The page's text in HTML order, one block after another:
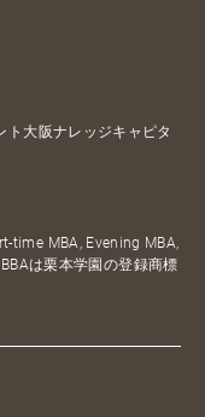
大阪ナレッジキャピタ
time MBA, Evening MBA,
は栗本学園の登録商標